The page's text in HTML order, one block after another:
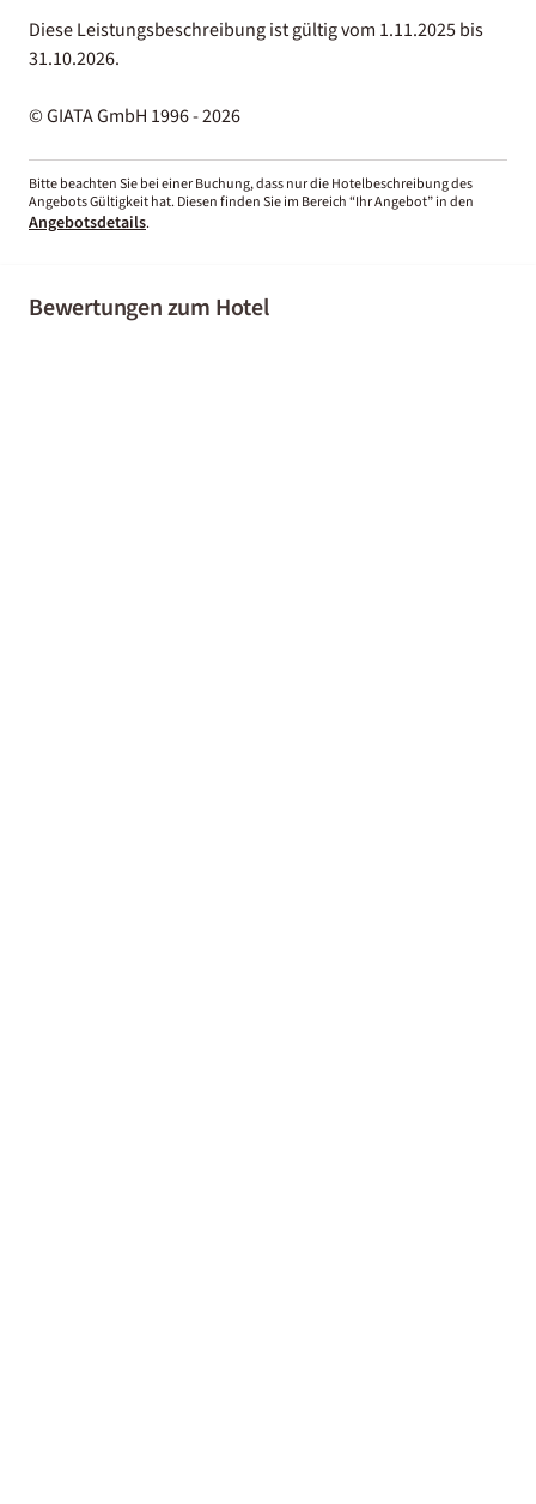
Diese Leistungsbeschreibung ist gültig vom 1.11.2025 bis
31.10.2026.
© GIATA GmbH 1996 - 2026
Bitte beachten Sie bei einer Buchung, dass nur die Hotelbeschreibung des
Angebots Gültigkeit hat. Diesen finden Sie im Bereich “Ihr Angebot” in den
Angebotsdetails.
Bewertungen zum Hotel